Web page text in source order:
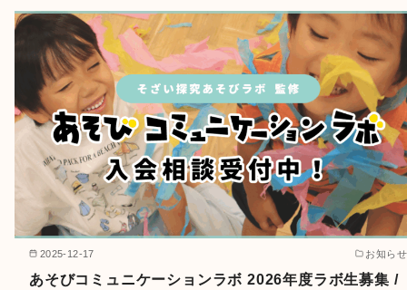
2025-12-17 お知らせ
あそびコミュニケーションラボ 2026年度ラボ生募集 /